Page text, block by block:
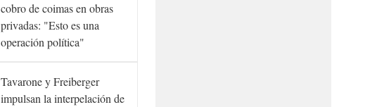
cobro de coimas en obras
privadas: "Esto es una
operación política"
Tavarone y Freiberger
impulsan la interpelación de